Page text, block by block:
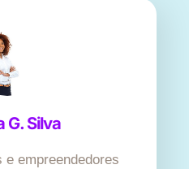
G. Silva
e empreendedores